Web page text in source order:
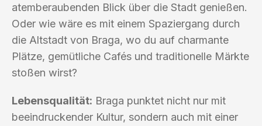
atemberaubenden Blick über die Stadt genießen.
Oder wie wäre es mit einem Spaziergang durch
die Altstadt von Braga, wo du auf charmante
Plätze, gemütliche Cafés und traditionelle Märkte
stoßen wirst?
Lebensqualität: Braga punktet nicht nur mit
beeindruckender Kultur, sondern auch mit einer